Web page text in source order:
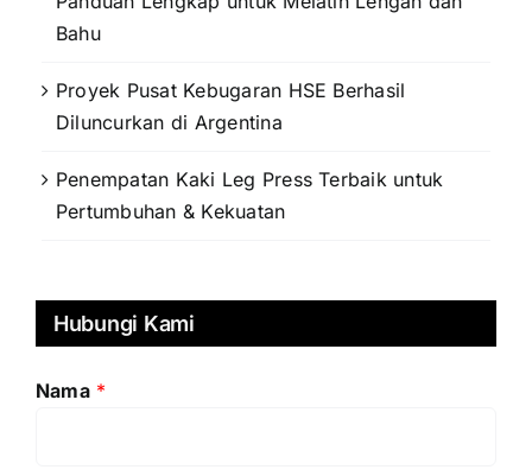
Bahu
Proyek Pusat Kebugaran HSE Berhasil
Diluncurkan di Argentina
Penempatan Kaki Leg Press Terbaik untuk
Pertumbuhan & Kekuatan
Hubungi Kami
Nama *